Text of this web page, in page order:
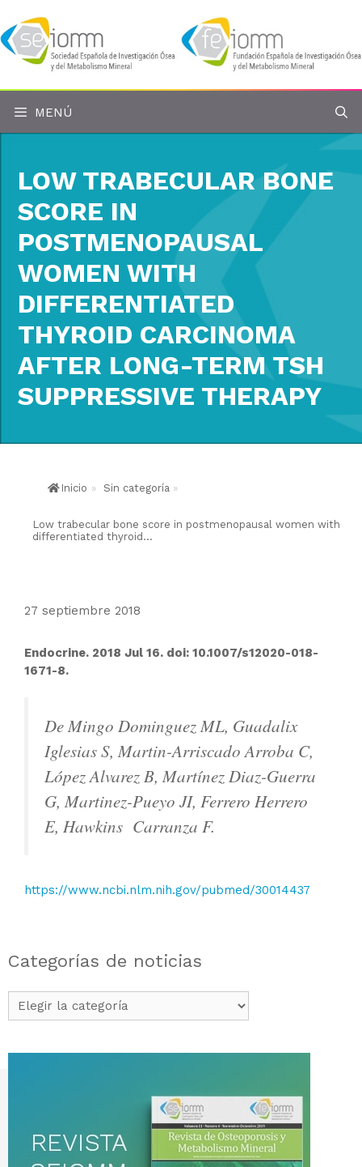
al
contenido
MENÚ
LOW TRABECULAR BONE
SCORE IN
POSTMENOPAUSAL
WOMEN WITH
DIFFERENTIATED
THYROID CARCINOMA
AFTER LONG-TERM TSH
SUPPRESSIVE THERAPY
Inicio » Sin categoría »
Low trabecular bone score in postmenopausal women with
differentiated thyroid...
27 septiembre 2018
Endocrine. 2018 Jul 16. doi: 10.1007/s12020-018-
1671-8.
De Mingo Dominguez ML, Guadalix
Iglesias S, Martin-Arriscado Arroba C,
López Alvarez B, Martínez Diaz-Guerra
G, Martinez-Pueyo JI, Ferrero Herrero
E, Hawkins Carranza F.
https://www.ncbi.nlm.nih.gov/pubmed/30014437
Categorías de noticias
Categorías
de